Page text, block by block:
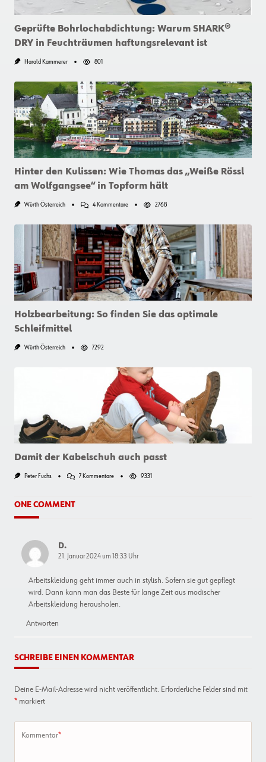
Geprüfte Bohrlochabdichtung: Warum SHARK®
DRY in Feuchträumen haftungsrelevant ist
Harald Kammerer 801
Hinter den Kulissen: Wie Thomas das „Weiße Rössl
am Wolfgangsee“ in Topform hält
Würth Österreich 4 KommentareZu
Kulissen:
Wie
Thomas
Das
„Weiße
Rössl
Am
Wolfgangsee“
In
Topform
2768
Holzbearbeitung: So finden Sie das optimale
Schleifmittel
Würth Österreich 7292
Damit der Kabelschuh auch passt
Peter Fuchs 7 KommentareZu
9331
ONE COMMENT
D.
21. Januar 2024 um 18:33 Uhr
Arbeitskleidung geht immer auch in stylish. Sofern sie gut gepflegt
wird. Dann kann man das Beste für lange Zeit aus modischer
Arbeitskleidung herausholen.
Antworten
SCHREIBE EINEN KOMMENTAR
Deine E-Mail-Adresse wird nicht veröffentlicht. Erforderliche Felder sind mit
* markiert
Kommentar*